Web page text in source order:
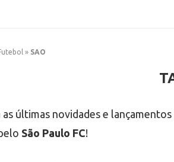
» SAO
as últimas novidades e
São Paulo FC!